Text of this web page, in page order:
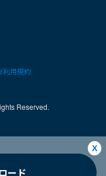
Reserved.
利用規約
X
ード